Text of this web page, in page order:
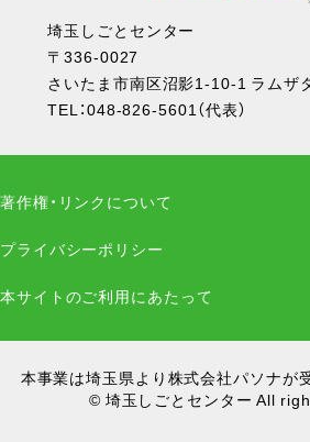
埼玉しごとセンター
〒336-0027
さいたま市南区沼影1-10-1 ラムザ
TEL：048-826-5601（代表）
著作権・リンクについて
プライバシーポリシー
本サイトのご利用にあたって
本事業は埼玉県より株式会社パソナが
© 埼玉しごとセンター All